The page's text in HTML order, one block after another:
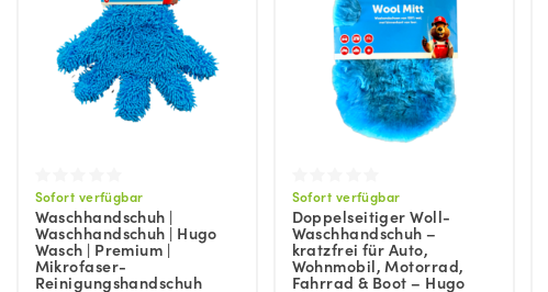
Sofort verfügbar
Waschhandschuh |
Waschhandschuh | Hugo
Wasch | Premium |
Mikrofaser-
Reinigungshandschuh
Sofort verfügbar
Doppelseitiger Woll-
Waschhandschuh –
kratzfrei für Auto,
Wohnmobil, Motorrad,
Fahrrad & Boot – Hugo